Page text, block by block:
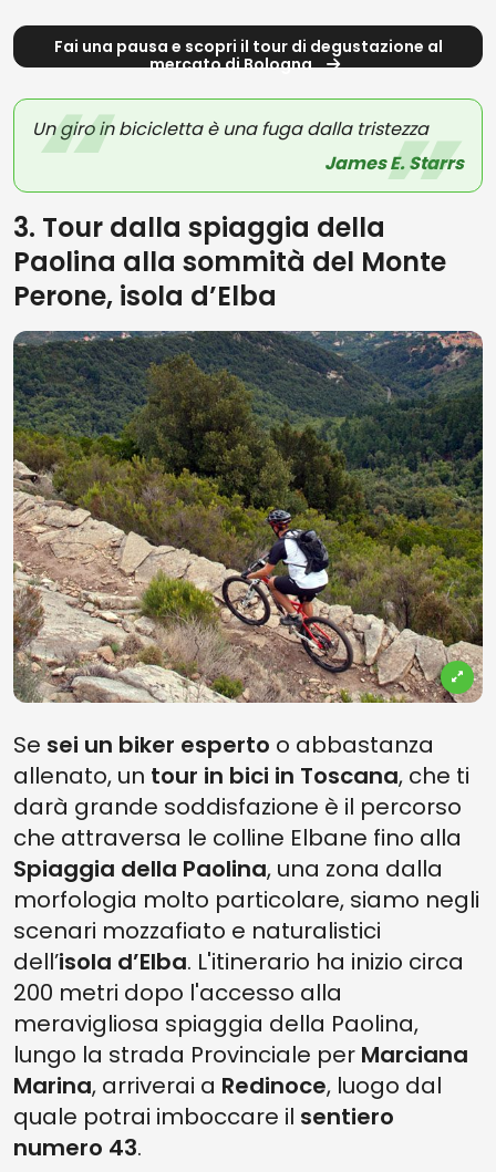
Fai una pausa e scopri il tour di degustazione al
mercato di Bologna
Un giro in bicicletta è una fuga dalla tristezza
James E. Starrs
3. Tour dalla spiaggia della
Paolina alla sommità del Monte
Perone, isola d’Elba
Se sei un biker esperto o abbastanza
allenato, un tour in bici in Toscana, che ti
darà grande soddisfazione è il percorso
che attraversa le colline Elbane fino alla
Spiaggia della Paolina, una zona dalla
morfologia molto particolare, siamo negli
scenari mozzafiato e naturalistici
dell’isola d’Elba. L'itinerario ha inizio circa
200 metri dopo l'accesso alla
meravigliosa spiaggia della Paolina,
lungo la strada Provinciale per Marciana
Marina, arriverai a Redinoce, luogo dal
quale potrai imboccare il sentiero
numero 43.